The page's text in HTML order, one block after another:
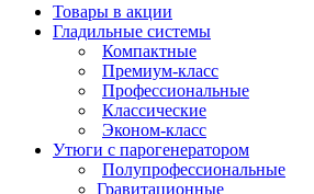
Товары в акции
Гладильные системы
Компактные
Премиум-класс
Профессиональные
Классические
Эконом-класс
Утюги с парогенератором
Полупрофессиональные
Гравитационные